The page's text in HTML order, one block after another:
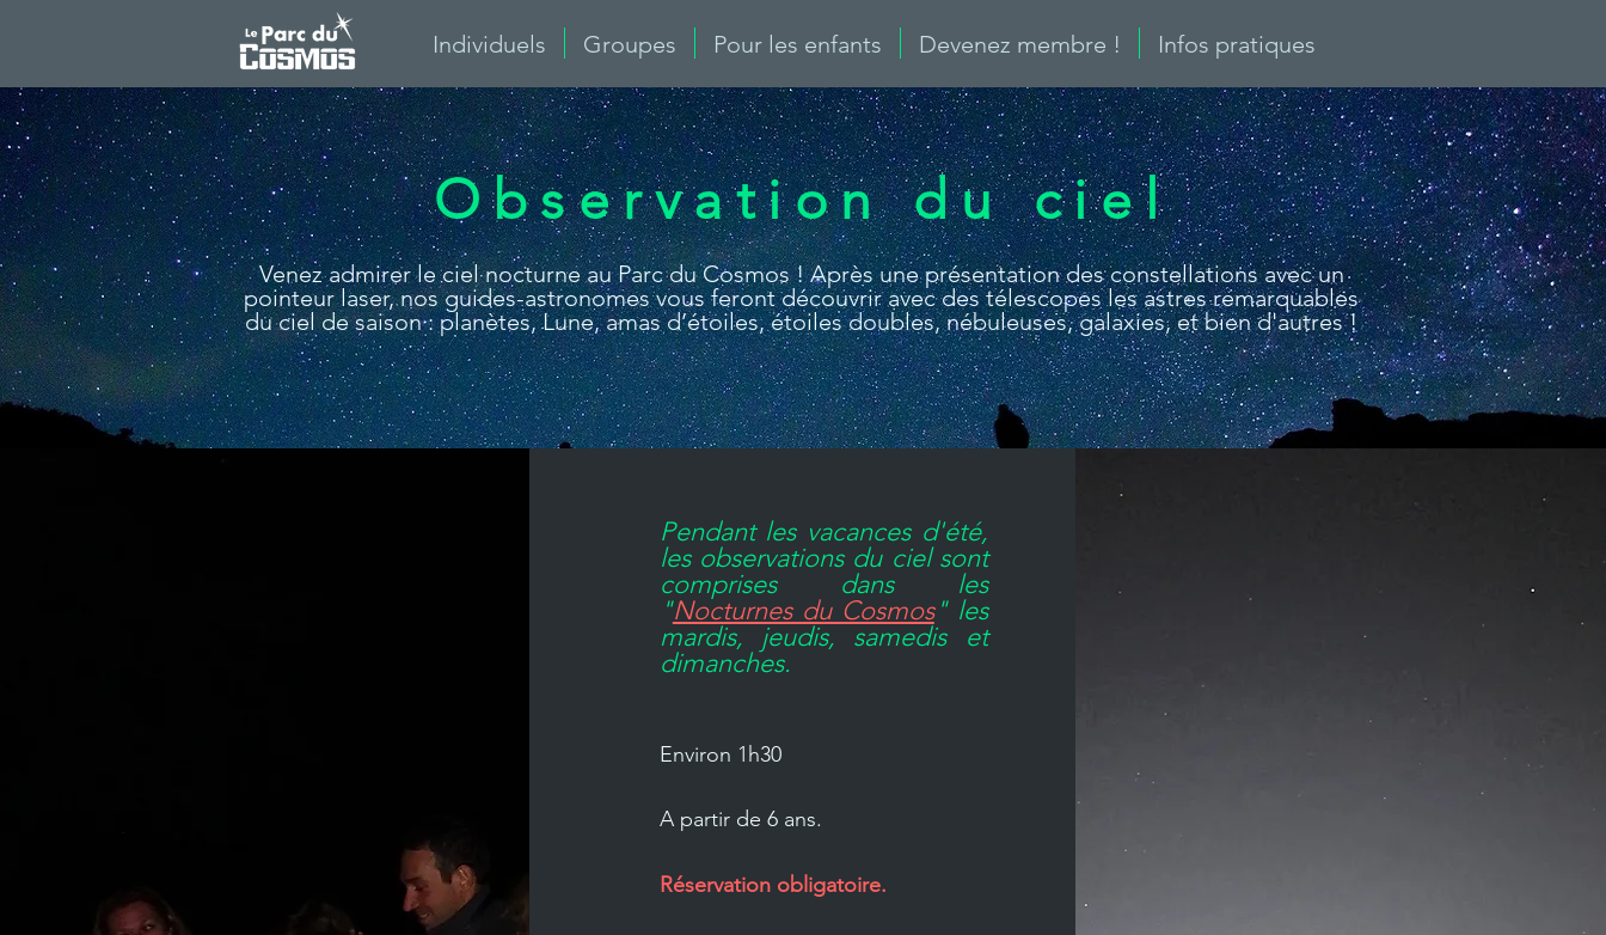
Individuels Groupes Pour les enfants Devenez membre ! Infos pratiques
Observation du ciel
Venez admirer le ciel nocturne au Parc du Cosmos ! Après une présentation des constellations avec un
pointeur laser, nos guides-astronomes vous feront découvrir avec des télescopes les astres remarquables
du ciel de saison : planètes, Lune, amas d’étoiles, étoiles doubles, nébuleuses, galaxies, et bien d'autres !
Pendant les vacances d'été,
les observations du ciel sont
comprises dans les
"Nocturnes du Cosmos" les
mardis, jeudis, samedis et
dimanches.
Environ 1h30
A partir de 6 ans.
Réservation obligatoire.